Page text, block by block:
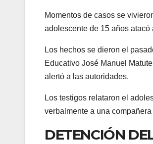
Momentos de casos se
adolescente de 15 años
Los hechos se dieron el
Educativo José Manuel
alertó a las autoridades.
Los testigos relataron el
verbalmente a una
DETENCIÓN